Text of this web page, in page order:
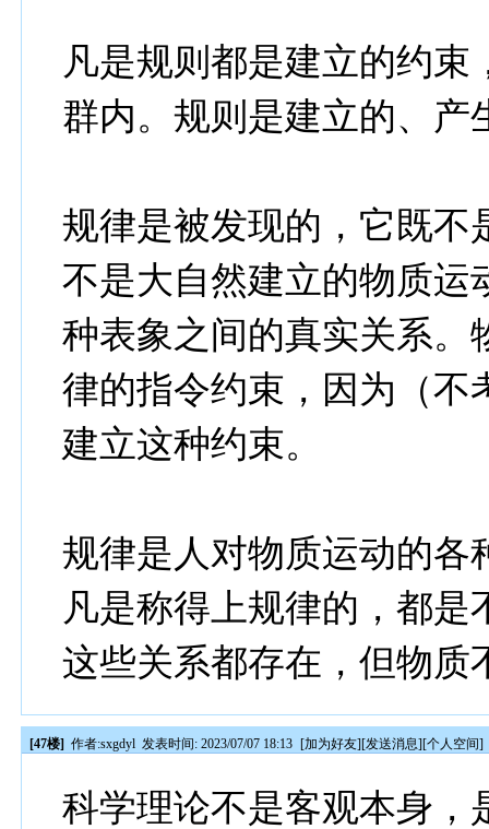
凡是规则都是建立的约
群内。规则是建立的、产
规律是被发现的，它既不
不是大自然建立的物质运
种表象之间的真实关系。
律的指令约束，因为（不
建立这种约束。
规律是人对物质运动的各
凡是称得上规律的，都
这些关系都存在，但物质
[47楼] 作者:sxgdyl 发表时间: 2023/07/07 18:13 [加为好友][发送消息][个人空间]
科学理论不是客观本身，